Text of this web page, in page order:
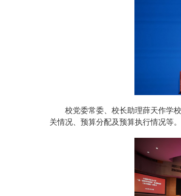
校党委常委、校长助理薛天作学
关情况、预算分配及预算执行情况等。